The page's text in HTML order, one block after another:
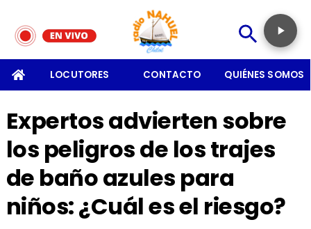
LOCUTORES CONTACTO QUIÉNES SOMOS
Expertos advierten sobre
los peligros de los trajes
de baño azules para
niños: ¿Cuál es el riesgo?